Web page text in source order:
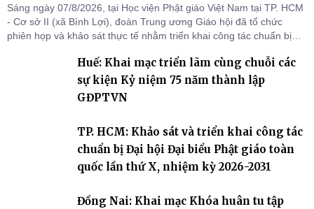
Sáng ngày 07/8/2026, tại Học viện Phật giáo Việt Nam tại TP. HCM
- Cơ sở II (xã Bình Lợi), đoàn Trung ương Giáo hội đã tổ chức
phiên họp và khảo sát thực tế nhằm triển khai công tác chuẩn bị
Huế: Khai mạc triển lãm cùng chuỗi các
sự kiện Kỷ niệm 75 năm thành lập
GĐPTVN
TP. HCM: Khảo sát và triển khai công tác
chuẩn bị Đại hội Đại biểu Phật giáo toàn
quốc lần thứ X, nhiệm kỳ 2026-2031
Đồng Nai: Khai mạc Khóa huân tu tập